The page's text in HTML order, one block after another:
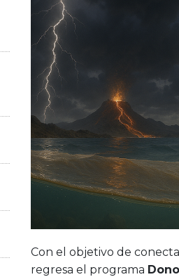
Con el objetivo de
regresa el programa